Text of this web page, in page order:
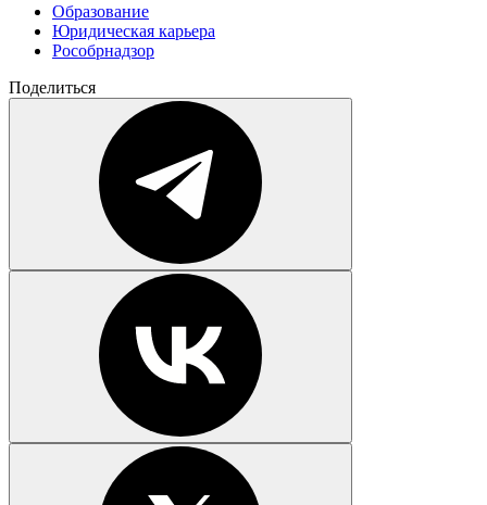
Образование
Юридическая карьера
Рособрнадзор
Поделиться